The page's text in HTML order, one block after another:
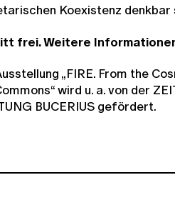
Koexistenz denkbar
frei. Weitere
„FIRE. From the
wird u. a. von der
BUCERIUS gefördert.